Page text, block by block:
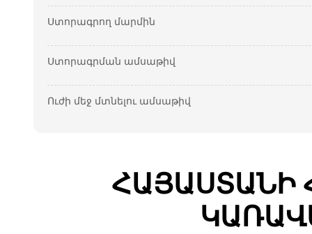
Ստորագրող մարմին
Ստորագրման ամսաթիվ
Ուժի մեջ մտնելու ամսաթիվ
ՀԱՅԱՍՏԱՆԻ